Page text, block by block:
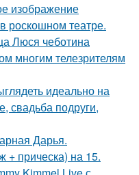
изображение
роскошном театре.
Люся чеботина
многим телезрителям
идеально на
свадьба подруги,
Дарья.
прическа) на 15.